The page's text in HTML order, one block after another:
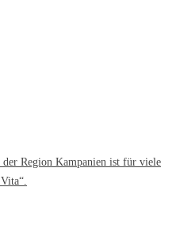
Region Kampanien ist für viele